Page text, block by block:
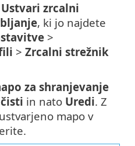
Ustvari zrcalni
, ki jo najdete
>
> Zrcalni strežnik
za shranjevanje
in nato Uredi. Z
mapo v